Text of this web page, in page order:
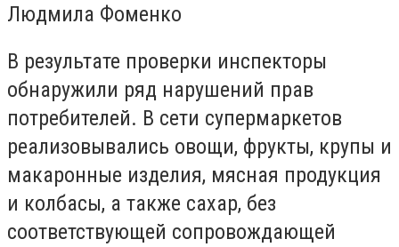
Людмила Фоменко
В результате проверки инспекторы
обнаружили ряд нарушений прав
потребителей. В сети супермаркетов
реализовывались овощи, фрукты, крупы и
макаронные изделия, мясная продукция
и колбасы, а также сахар, без
соответствующей сопровождающей